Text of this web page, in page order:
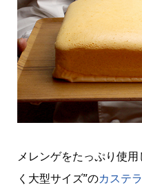
メレンゲをたっぷり使
く大型サイズ”のカステラ